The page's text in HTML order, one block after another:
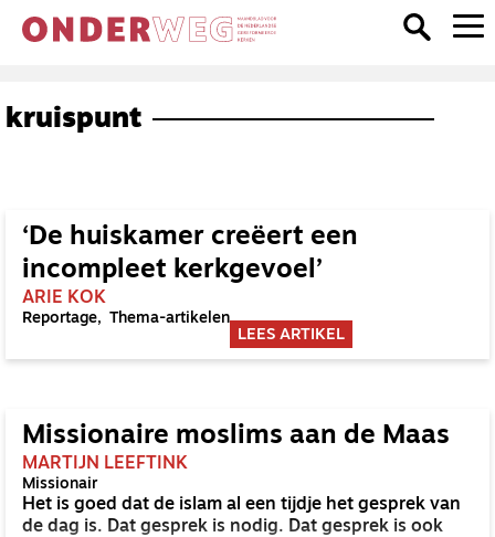
kruispunt
‘De huiskamer creëert een
incompleet kerkgevoel’
ARIE KOK
Reportage
Thema-artikelen
LEES ARTIKEL
Missionaire moslims aan de Maas
MARTIJN LEEFTINK
Missionair
Het is goed dat de islam al een tijdje het gesprek van
de dag is. Dat gesprek is nodig. Dat gesprek is ook